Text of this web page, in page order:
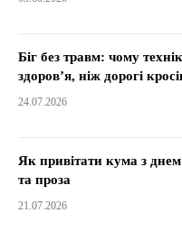
Біг без травм: чому
здоров’я, ніж дорогі
24.07.2026
Як привітати кума з
та проза
21.07.2026